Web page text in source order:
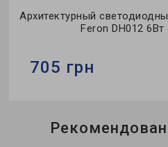
Архитектурный
Feron DH012
705 грн
Бренд:Feron
накладной